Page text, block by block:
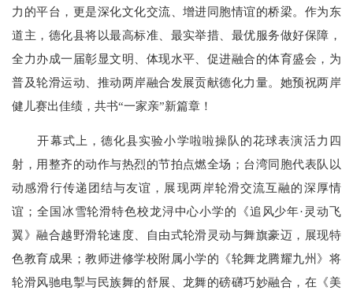
力的平台，更是深化文化交流、增进同胞情谊的桥梁。作为东
道主，德化县将以最高标准、最实举措、最优服务做好保障，
全力办成一届彰显文明、体现水平、促进融合的体育盛会，为
普及轮滑运动、推动两岸融合发展贡献德化力量。她预祝两岸
健儿赛出佳绩，共书“一家亲”新篇章！
开幕式上，德化县实验小学啦啦操队的花球表演活力四
射，用整齐的动作与热烈的节拍点燃全场；台湾同胞代表队以
动感滑行传递团结与友谊，展现两岸轮滑交流互融的深厚情
谊；全国冰雪轮滑特色校龙浔中心小学的《追风少年·灵动飞
翼》融合越野滑轮速度、自由式轮滑灵动与舞旗豪迈，展现特
色教育成果；教师进修学校附属小学的《轮舞龙腾耀九州》将
轮滑风驰电掣与民族舞的舒展、龙舞的磅礴巧妙融合，在《美